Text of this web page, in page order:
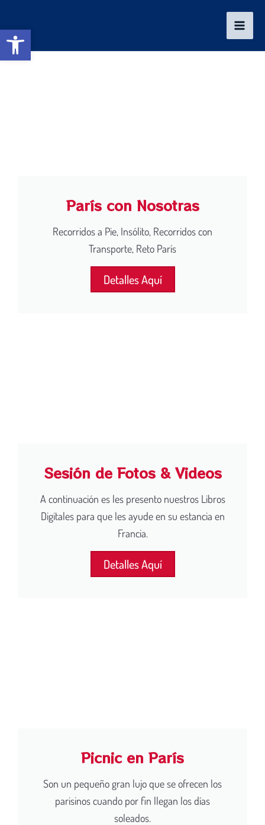
Abrir barra de herramientas
contenido
París con Nosotras
Recorridos a Pie, Insólito, Recorridos con
Transporte, Reto París
Detalles Aquí
Sesión de Fotos & Videos
A continuación es les presento nuestros Libros
Digitales para que les ayude en su estancia en
Francia.
Detalles Aquí
Picnic en París
Son un pequeño gran lujo que se ofrecen los
parisinos cuando por fin llegan los días
soleados.